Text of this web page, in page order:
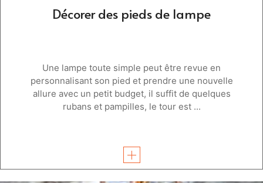
Décorer des pieds de lampe
Une lampe toute simple peut être revue en
personnalisant son pied et prendre une nouvelle
allure avec un petit budget, il suffit de quelques
rubans et pampilles, le tour est ...